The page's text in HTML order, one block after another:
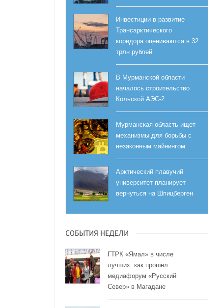
Инвестиции в развитие
Трансарктического
коридора оцениваются в 32
трлн рублей
В Мурманской области
началось строительство
Кольской АЭС-2
Мурманская область ищет
механизмы для борьбы с
незаконным майнингом
Арктический плавучий
университет планирует
вернуться на Шпицберген
СОБЫТИЯ НЕДЕЛИ
ГТРК «Ямал» в числе
лучших: как прошёл
медиафорум «Русский
Север» в Магадане